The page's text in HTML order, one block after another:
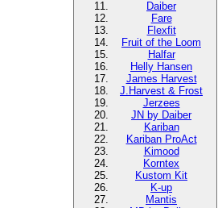
Daiber
Fare
Flexfit
Fruit of the Loom
Halfar
Helly Hansen
James Harvest
J.Harvest & Frost
Jerzees
JN by Daiber
Kariban
Kariban ProAct
Kimood
Korntex
Kustom Kit
K-up
Mantis